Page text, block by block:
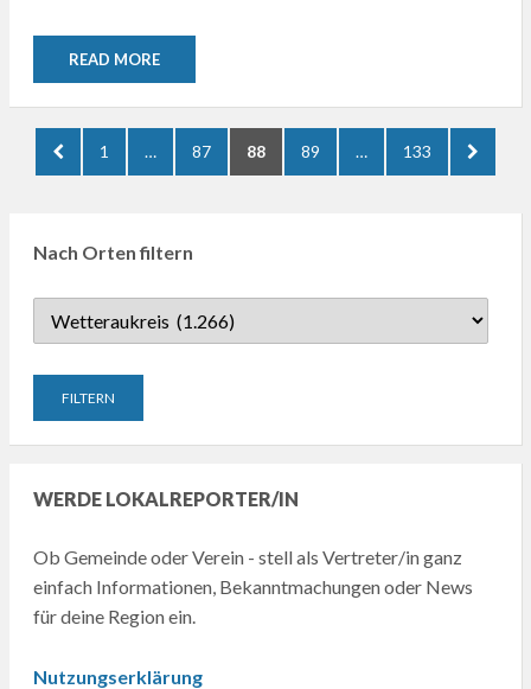
READ MORE
Seitennummerierung
der
PREVIOUS
PAGE
PAGE
1 … PAGE
87 PAGE
88 PAGE
89 … PAGE
133
NEXT
PAGE
Nach Orten filtern
WERDE LOKALREPORTER/IN
Ob Gemeinde oder Verein - stell als Vertreter/in ganz
einfach Informationen, Bekanntmachungen oder News
für deine Region ein.
Nutzungserklärung